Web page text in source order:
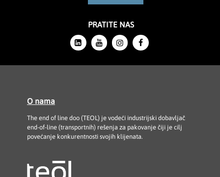
PRATITE NAS
O nama
The end of line doo (TEOL) je vodeći industrijski dobavljač
end-of-line (transportnih) rešenja za pakovanje čiji je cilj
povećanje konkurentnosti svojih klijenata.